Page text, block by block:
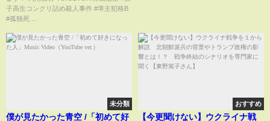
子高生コンクリ詰め殺人事件 #準主犯格B
#孤独死 ...
未分類
僕が見たかった青空 /「初めて好
おすすめ
【今更聞けない】ウクライナ戦